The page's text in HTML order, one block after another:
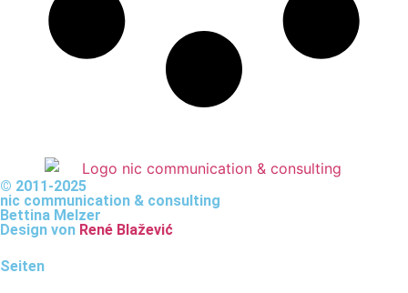
© 2011-2025
nic communication & consulting
Bettina Melzer
Design von René Blažević
Seiten